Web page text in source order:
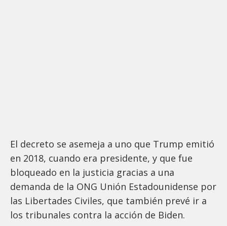
El decreto se asemeja a uno que Trump emitió
en 2018, cuando era presidente, y que fue
bloqueado en la justicia gracias a una
demanda de la ONG Unión Estadounidense por
las Libertades Civiles, que también prevé ir a
los tribunales contra la acción de Biden.